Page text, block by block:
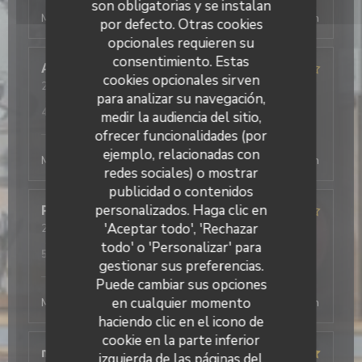
son obligatorias y se instalan
por defecto. Otras cookies
opcionales requieren su
consentimiento. Estas
cookies opcionales sirven
para analizar su navegación,
medir la audiencia del sitio,
ofrecer funcionalidades (por
ejemplo, relacionadas con
redes sociales) o mostrar
publicidad o contenidos
personalizados. Haga clic en
'Aceptar todo', 'Rechazar
todo' o 'Personalizar' para
gestionar sus preferencias.
Puede cambiar sus opciones
en cualquier momento
haciendo clic en el icono de
cookie en la parte inferior
Merci beaucoup ! Au plaisir de vous revoir, la direction
Antonio
2026-08-03 - 19:30 - Invitados 2
/5 Ambiente:4/5 Menú:5/5 Calidad / Precio
4
L'Office ha respondido a su opinión
Merci beaucoup ! Au plaisir de vous revoir, la direction
Philippe
D
2026-08-03
- 19:45 - Invitados 4
/5 Ambiente: 4/5 Menú: 4/5 Calidad / Precio
5
L'Office ha respondido a su opinión
Merci beaucoup ! Au plaisir de vous revoir, la direction
mathis